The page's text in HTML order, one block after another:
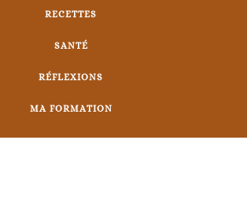
RECETTES
SANTÉ
RÉFLEXIONS
MA FORMATION